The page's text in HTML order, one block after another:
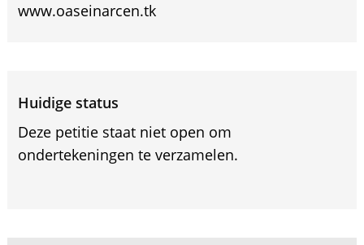
www.oaseinarcen.tk
Huidige status
Deze petitie staat niet open om
ondertekeningen te verzamelen.